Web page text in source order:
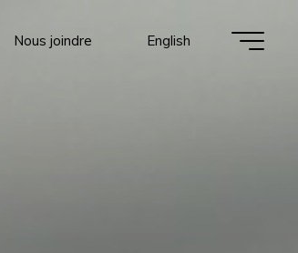
Nous joindre English